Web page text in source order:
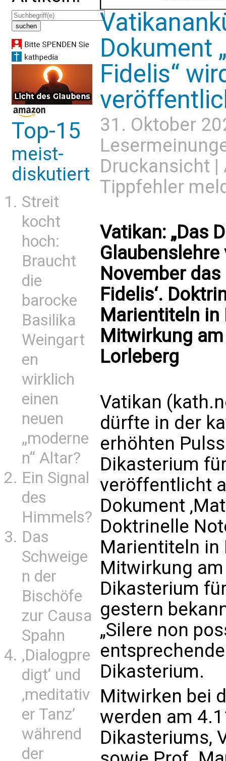
Top-15
meist-
diskutiert
Streit
kocht
hoch:
Braucht
die
barocke
Basilika
Weingart
en
wirklich
einen
neuen
„moderne
n“ Altar?
Ein Signal
des
Himmels?
Das
Schweige
n der
Bischöfe
zur Causa
Spahn
‚Dialogpre
digt‘ und
‚meditativ
er Tanz’
während
der
Dokument
Fidelis“
31. Oktober
Druckansicht |
Tippfehler
Vatikan: „Das
November das
Fidelis‘.
Marientiteln in
Mitwirkung
Lorleberg
Vatikan
dürfte in der
erhöhten
Dikasterium
veröffentlicht
Dokument
Doktrinelle
Marientiteln in
Mitwirkung
Dikasterium
gestern
„Silere non
Dikasterium.
Mitwirken bei
werden am
Dikasteriums,